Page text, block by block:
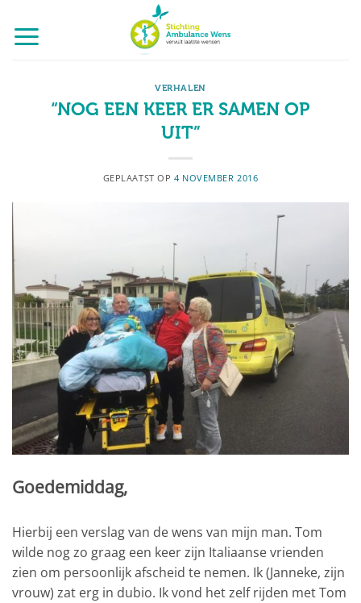
naar
inhoud
VERHALEN
“NOG EEN KEER ER SAMEN OP
UIT”
GEPLAATST OP 4 NOVEMBER 2016
Goedemiddag,
Hierbij een verslag van de wens van mijn man. Tom
wilde nog zo graag een keer zijn Italiaanse vrienden
zien om persoonlijk afscheid te nemen. Ik (Janneke, zijn
vrouw) zat erg in dubio. Ik vond het zelf rijden met Tom